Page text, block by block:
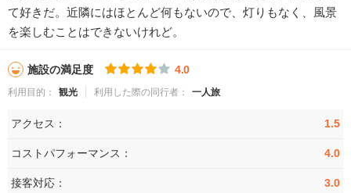
て好きだ。近隣にはほとんど何もないので、灯りもなく、風景
を楽しむことはできないけれど。
施設の満足度 4.0
利用目的： 観光 利用した際の同行者： 一人旅
アクセス： 1.5
コストパフォーマンス： 4.0
接客対応： 3.0